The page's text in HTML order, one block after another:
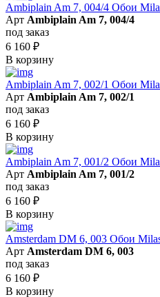
Ambiplain Am 7, 004/4 Обои
Арт Ambiplain Am 7, 004/4
под заказ
6 160 ₽
В корзину
Ambiplain Am 7, 002/1 Обои
Арт Ambiplain Am 7, 002/1
под заказ
6 160 ₽
В корзину
Ambiplain Am 7, 001/2 Обои
Арт Ambiplain Am 7, 001/2
под заказ
6 160 ₽
В корзину
Amsterdam DM 6, 003 Обои
Арт Amsterdam DM 6, 003
под заказ
6 160 ₽
В корзину